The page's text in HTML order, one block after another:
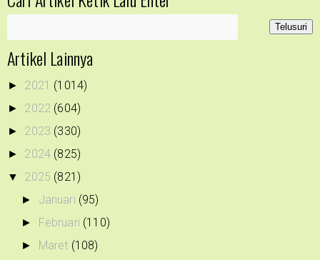
Artikel Lainnya
► 2021 (1014)
► 2022 (604)
► 2023 (330)
► 2024 (825)
▼ 2025 (821)
► Januari (95)
► Februari (110)
► Maret (108)